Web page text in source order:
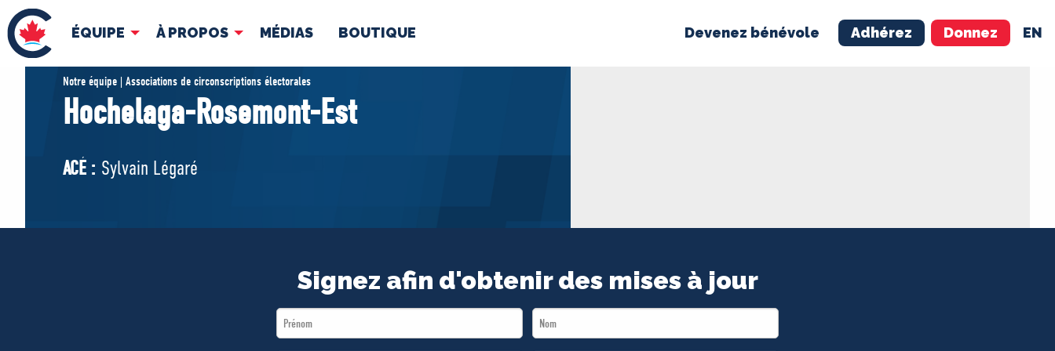
ÉQUIPE À PROPOS MÉDIAS BOUTIQUE Devenez bénévole Adhérez Donnez EN
ÉQUIPE
Pierre Poilievre
Cabinet fantôme
ACÉ
À PROPOS
Documents constitutifs
MÉDIAS
Notre équipe | Associations de circonscriptions électorales
Hochelaga-Rosemont-Est
ACÉ : Sylvain Légaré
Signez afin d'obtenir des mises à jour
First
Name
Last
Name